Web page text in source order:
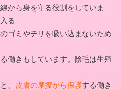
から身を守る役割をしていま
る
ゴミやチリを吸い込まないため
働きもしています。陰毛は生殖
と、 皮膚の摩擦から保護する働き